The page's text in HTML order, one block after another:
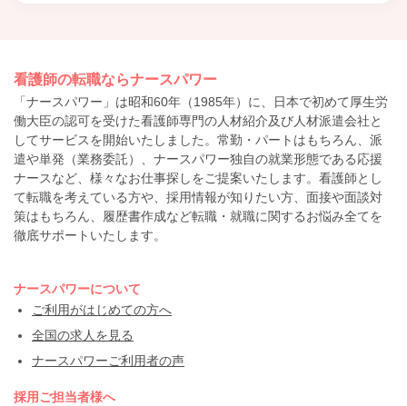
看護師の転職ならナースパワー
「ナースパワー」は昭和60年（1985年）に、日本で初めて厚生労
働大臣の認可を受けた看護師専門の人材紹介及び人材派遣会社と
してサービスを開始いたしました。常勤・パートはもちろん、派
遣や単発（業務委託）、ナースパワー独自の就業形態である応援
ナースなど、様々なお仕事探しをご提案いたします。看護師とし
て転職を考えている方や、採用情報が知りたい方、面接や面談対
策はもちろん、履歴書作成など転職・就職に関するお悩み全てを
徹底サポートいたします。
ナースパワーについて
ご利用がはじめての方へ
全国の求人を見る
ナースパワーご利用者の声
採用ご担当者様へ